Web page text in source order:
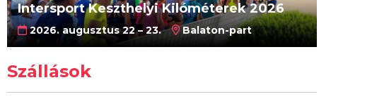
Intersport Keszthelyi Kilóméterek 2026
2026. augusztus 22 – 23. Balaton-part
Szállások